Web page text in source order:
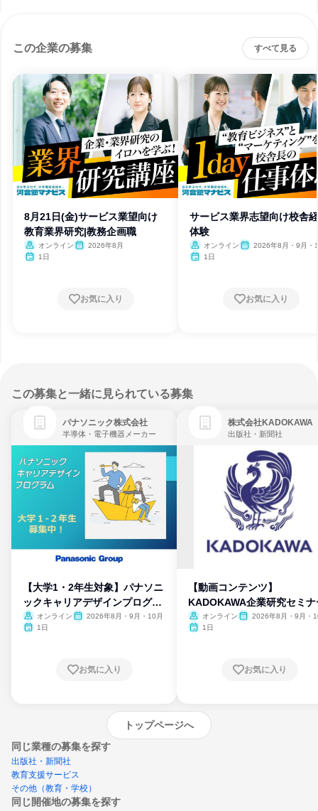
この企業の募集 すべて見る
8月21日(金)サービス業望向け
教育業界研究|教務企画職
オンライン
2026年8月
1日
お気に入り
サービス業界志望向け校舎
体験
オンライン
2026年8月・9月・
1日
お気に入り
この募集と一緒に見られている募集
パナソニック株式会社
半導体・電子機器メーカー
【大学1・2年生対象】パナソニ
ックキャリアデザインプログラ
ム
オンライン
2026年8月・9月・10月
1日
お気に入り
株式会社KADOKAWA
出版社・新聞社
【動画コンテンツ】
KADOKAWA企業研究セミナ
オンライン
2026年8月・9月・
1日
お気に入り
トップページへ
同じ業種の募集を探す
出版社・新聞社
教育支援サービス
その他（教育・学校）
同じ開催地の募集を探す